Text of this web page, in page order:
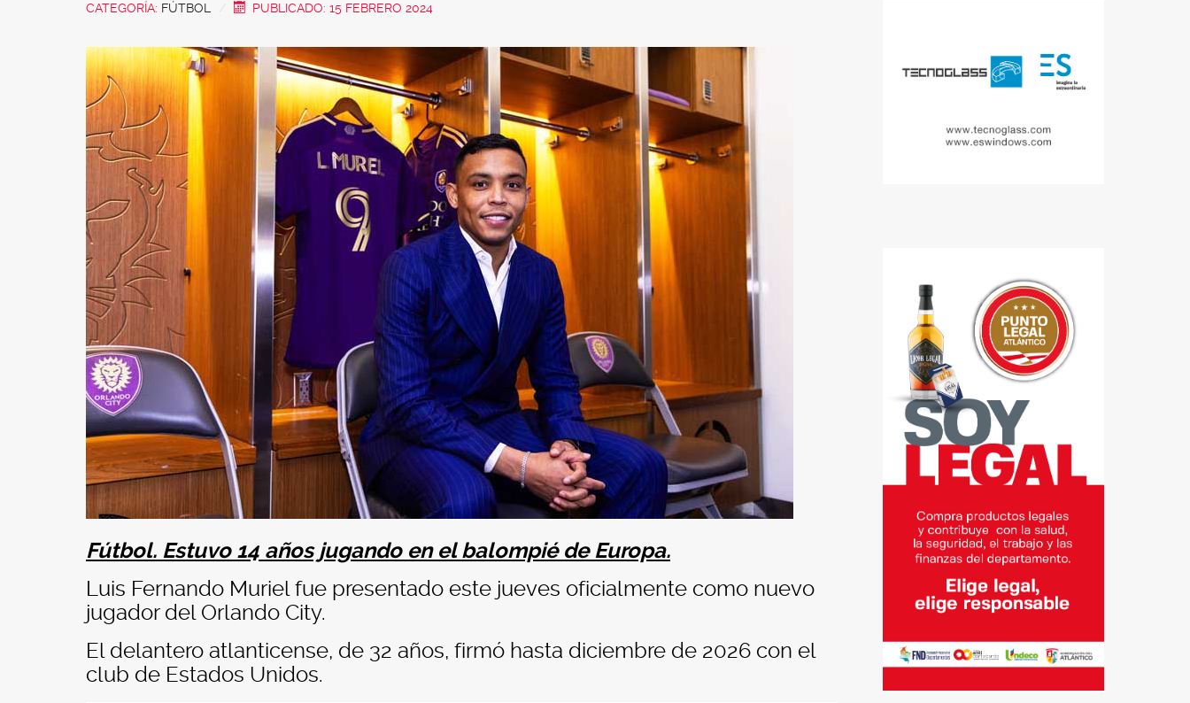
CATEGORÍA: FÚTBOL PUBLICADO: 15 FEBRERO 2024
Fútbol. Estuvo 14 años jugando en el balompié de Europa.
Luis Fernando Muriel fue presentado este jueves oficialmente como nuevo
jugador del Orlando City.
El delantero atlanticense, de 32 años, firmó hasta diciembre de 2026 con el
club de Estados Unidos.